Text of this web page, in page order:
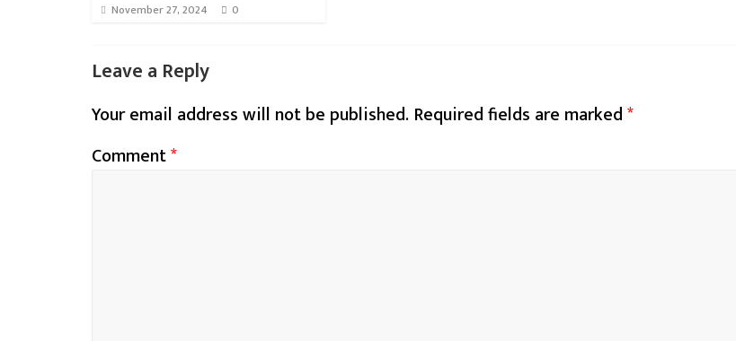
November 27, 2024 0
Leave a Reply
Your email address will not be published. Required fields are marked*
Comment*